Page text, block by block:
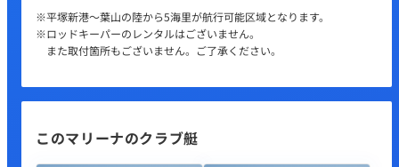
※平塚新港～葉山の陸から5海里が航行可能区域となります。
※ロッドキーパーのレンタルはございません。
また取付箇所もございません。ご了承ください。
このマリーナのクラブ艇